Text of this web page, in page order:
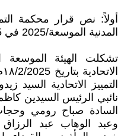
المدنية الموسعة/2025 في 18/2/2025
تشكلت الهيئة الموسعة
التمييز الاتحادية السيد
نائبي الرئيس السيدين
السادة صباح رومي
وعبد الوهاب عبد